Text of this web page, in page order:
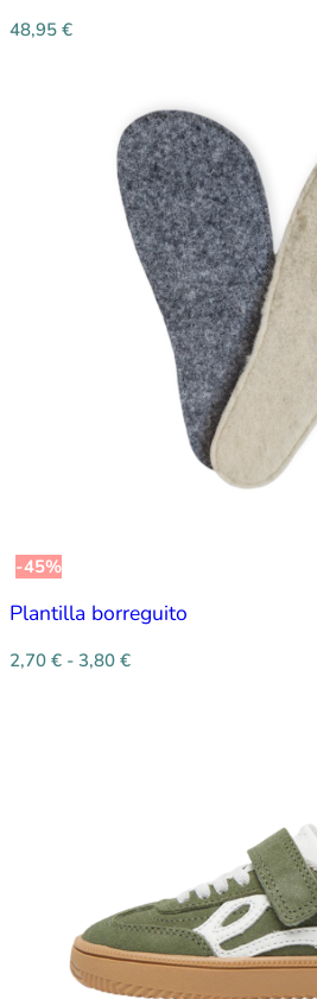
48,95 €
-45%
Plantilla borreguito
2,70 € - 3,80 €